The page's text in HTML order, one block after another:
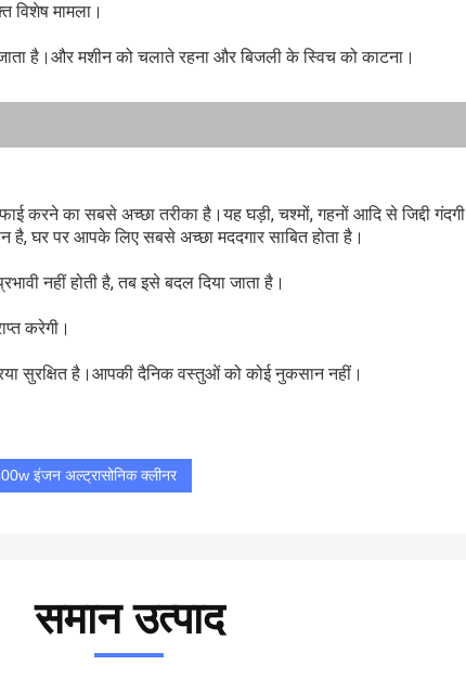
विशेष मामला।
है।और मशीन को चलाते रहना और बिजली के स्विच को काटना।
करने का सबसे अच्छा तरीका है।यह घड़ी, चश्मों, गहनों आदि से जिद्दी
घर पर आपके लिए सबसे अच्छा मददगार साबित होता है।
नहीं होती है, तब इसे बदल दिया जाता है।
करेगी।
सुरक्षित है।आपकी दैनिक वस्तुओं को कोई नुकसान नहीं।
इंजन अल्ट्रासोनिक क्लीनर
समान उत्पाद